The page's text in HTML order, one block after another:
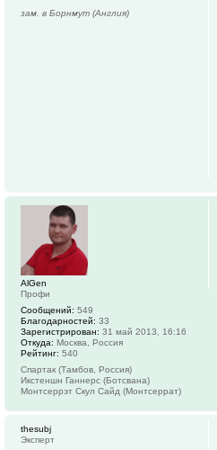
зам. в Борнмут (Англия)
AlGen
Профи
Сообщений: 549
Благодарностей: 33
Зарегистрирован: 31 май 2013, 16:16
Откуда: Москва, Россия
Рейтинг: 540
Спартак (Тамбов, Россия)
Икстеншн Ганнерс (Ботсвана)
Монтсеррэт Скул Сайд (Монтсеррат)
thesubj
Эксперт